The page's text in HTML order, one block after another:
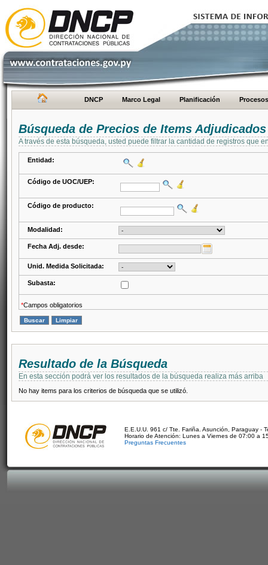
DNCP Marco Legal Planificación Procesos
Búsqueda de Precios de Items Adjudicados
A través de esta búsqueda, usted puede filtrar la cantidad de registros que
Entidad:
Código de UOC/UEP:
Código de producto:
Modalidad:
Fecha Adj. desde:
Unid. Medida Solicitada:
Subasta:
*Campos obligatorios
Resultado de la Búsqueda
En esta sección podrá ver los resultados de la búsqueda realiza más arriba
No hay items para los criterios de búsqueda que se utilizó.
E.E.U.U. 961 c/ Tte. Fariña. Asunción, Paraguay -
Horario de Atención: Lunes a Viernes de 07:00 a
Preguntas Frecuentes